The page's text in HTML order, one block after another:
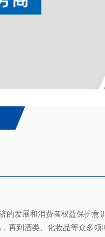
的发展和消费者权益保护意
再到酒类、化妆品等众多